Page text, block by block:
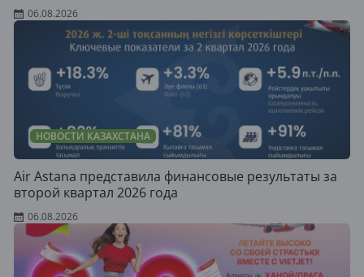
06.08.2026
НОВОСТИ КАЗАХСТАНА
Air Astana представила финансовые результаты за
второй квартал 2026 года
06.08.2026